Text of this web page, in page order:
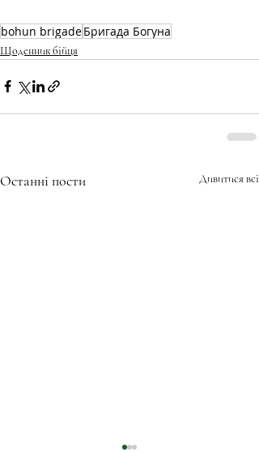
bohun brigadeБригада Богуна
Щоденник бійця
Останні пости Дивитися всі